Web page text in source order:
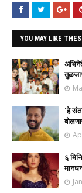
YOU MAY LIKE
‘हे
६